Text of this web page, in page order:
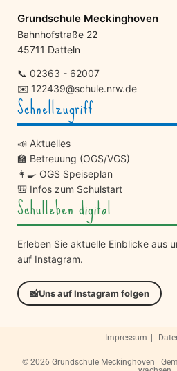
Grundschule Meckinghoven
Bahnhofstraße 22
45711 Datteln
📞 02363 - 62007
✉️ 122439@schule.nrw.de
Schnellzugriff
📣 Aktuelles
🏫 Betreuung (OGS/VGS)
👩‍🍳 OGS Speiseplan
🎒 Infos zum Schulstart
Schulleben digital
Erleben Sie aktuelle Einblicke aus
auf Instagram.
📸Uns auf Instagram folgen
Impressum
© 2026 Grundschule Meckinghoven |